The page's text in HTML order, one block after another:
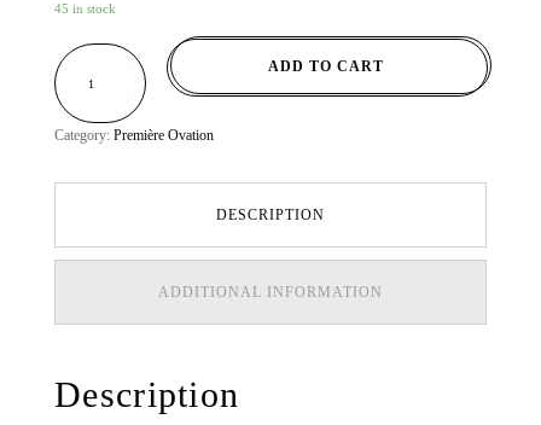
45 in stock
CATALOGUE
PREMIÈRE
11
/
2020
ADD TO CART
Category: Première Ovation
DESCRIPTION
ADDITIONAL INFORMATION
Description